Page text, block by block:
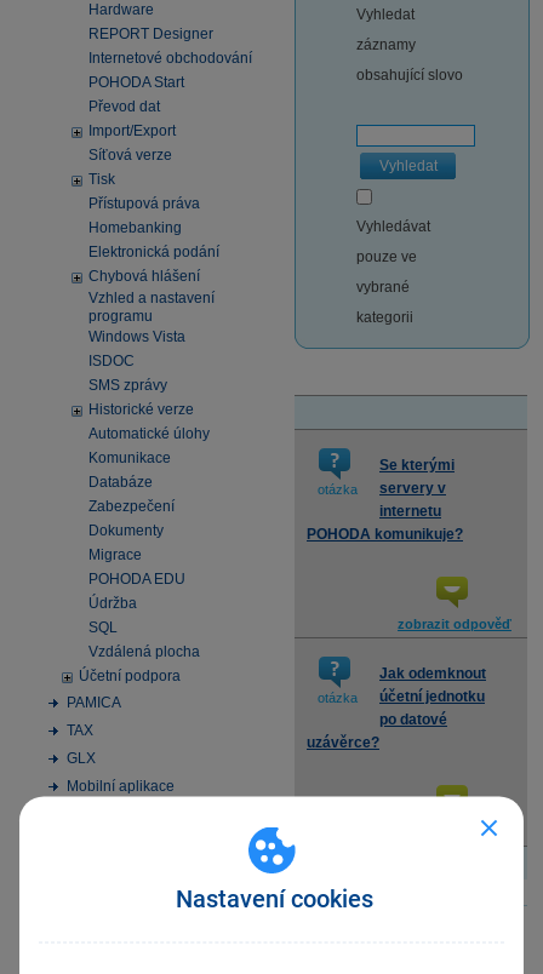
Nastavení cookies
Hardware
REPORT Designer
Internetové obchodování
POHODA Start
Převod dat
Import/Export
Síťová verze
Tisk
Přístupová práva
Homebanking
Elektronická podání
Chybová hlášení
Vzhled a nastavení
programu
Windows Vista
ISDOC
SMS zprávy
Historické verze
Automatické úlohy
Komunikace
Databáze
Zabezpečení
Dokumenty
Migrace
POHODA EDU
Údržba
SQL
Vzdálená plocha
Účetní podpora
PAMICA
TAX
GLX
Mobilní aplikace
Vyhledat
záznamy
obsahující slovo
Vyhledat
Vyhledávat
pouze ve
vybrané
kategorii
otázka
Se kterými
servery v
internetu
POHODA komunikuje?
zobrazit odpověď
otázka
Jak odemknout
účetní jednotku
po datové
uzávěrce?
zobrazit odpověď